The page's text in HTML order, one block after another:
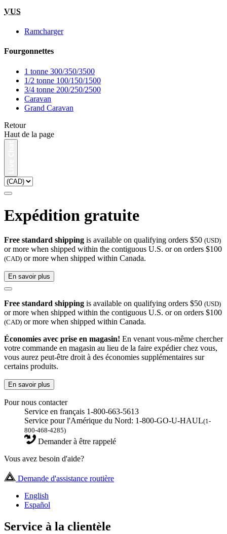
VUS
Ramcharger
Fourgonnettes
1 tonne 300/350/3500
1/2 tonne 100/150/1500
3/4 tonne 200/250/2500
Caravan
Grand Caravan
Retour
Haut de la page
Expédition gratuite
Free standard shipping is available on qualifying orders $50 (USD)
or more when shipped within the contiguous U.S. or on orders $100
(CAD) or more when shipped within Canada.
En savoir plus
Free standard shipping is available on qualifying orders $50 (USD)
or more when shipped within the contiguous U.S. or on orders $100
(CAD) or more when shipped within Canada.
Économies avec prise en magasin! En venant vous-même chercher
votre commande en magasin au lieu de la faire expédier chez vous,
vous aurez peut-être droit à des économies supplémentaires sur
certains produits.
En savoir plus
Pour nous contacter
Service en français 1-800-663-5613
Service pour l'Amérique du Nord: 1-800-GO-U-HAUL(1-
800-468-4285)
Demander à être rappelé
Vous avez besoin d'aide?
Demande d'assistance routière
English
Español
Service à la clientèle